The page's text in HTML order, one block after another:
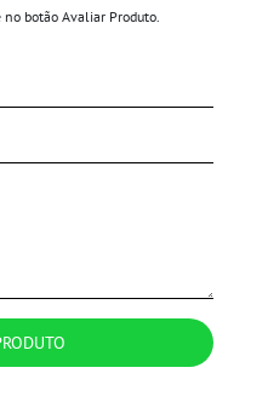
no botão Avaliar Produto.